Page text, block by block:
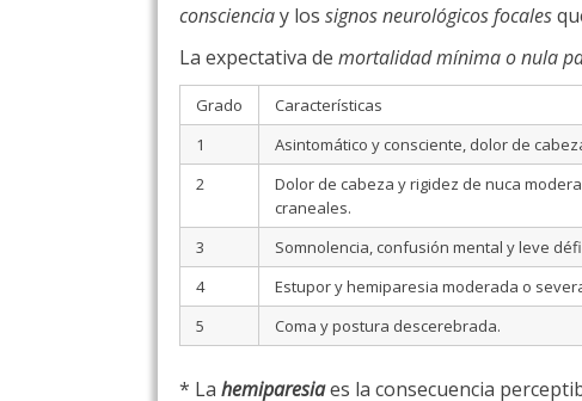
conscienciay los signos neurológicos focales
La expectativa de mortalidad mínima o nula
Grado
Características
1
Asintomático y consciente, dolor de
2
Dolor de cabeza y rigidez de nuca
craneales.
3
Somnolencia, confusión mental y leve
4
Estupor y hemiparesia moderada o
5
Coma y postura descerebrada.
* La hemiparesiaes la consecuencia